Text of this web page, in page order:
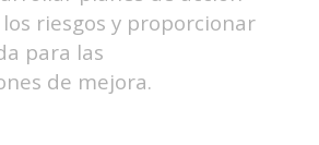
riesgos y proporcionar
para las
de mejora.